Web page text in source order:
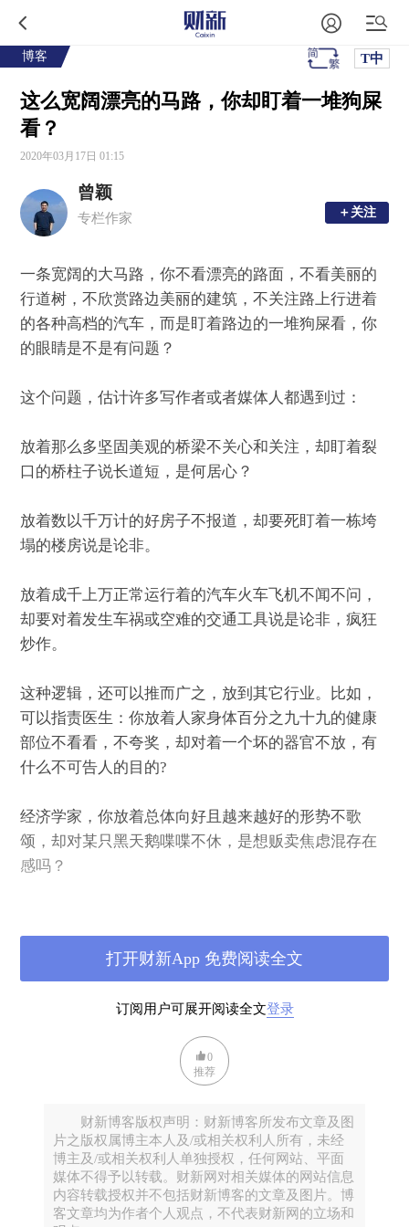
博客 T中
这么宽阔漂亮的马路，你却盯着一堆狗屎
看？
2020年03月17日 01:15
曾颖
专栏作家 ＋关注
＋关注
一条宽阔的大马路，你不看漂亮的路面，不看美丽的
行道树，不欣赏路边美丽的建筑，不关注路上行进着
的各种高档的汽车，而是盯着路边的一堆狗屎看，你
的眼睛是不是有问题？
这个问题，估计许多写作者或者媒体人都遇到过：
放着那么多坚固美观的桥梁不关心和关注，却盯着裂
口的桥柱子说长道短，是何居心？
放着数以千万计的好房子不报道，却要死盯着一栋垮
塌的楼房说是论非。
放着成千上万正常运行着的汽车火车飞机不闻不问，
却要对着发生车祸或空难的交通工具说是论非，疯狂
炒作。
这种逻辑，还可以推而广之，放到其它行业。比如，
可以指责医生：你放着人家身体百分之九十九的健康
部位不看看，不夸奖，却对着一个坏的器官不放，有
什么不可告人的目的?
经济学家，你放着总体向好且越来越好的形势不歌
颂，却对某只黑天鹅喋喋不休，是想贩卖焦虑混存在
感吗？
说，偏要预警各种极端天气。
要关注几百万公里以外有可能撞上地球的小行星。
在人类的进化进程中，对坏消息的敏感，是一种天然
的本能，因为森林里任何一个异常或者不好的事情发
生，都可能危及到生命。这也就是涉及到人的安危的
问题，更容易引起人们关注的原因。人们在听新闻
时，往往会对坏消息更敏感，也更容易进行转述和传
订阅用户可展开阅读全文登录
打开财新App 免费阅读全文
0
推荐
财新博客版权声明：财新博客所发布文章及图
片之版权属博主本人及/或相关权利人所有，未经
博主及/或相关权利人单独授权，任何网站、平面
媒体不得予以转载。财新网对相关媒体的网站信息
内容转载授权并不包括财新博客的文章及图片。博
客文章均为作者个人观点，不代表财新网的立场和